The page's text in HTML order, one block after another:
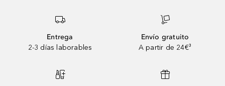
Entrega
2-3 días laborables
Envío gratuito
A partir de 24€³